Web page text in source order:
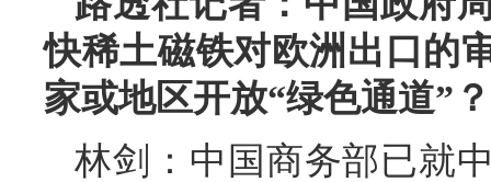
快稀土磁铁对欧洲出口的
家或地区开放“绿色通道”
林剑：中国商务部已就